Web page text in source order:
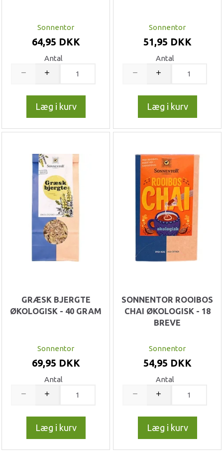
Sonnentor
64,95 DKK
Antal
Læg i kurv
Sonnentor
51,95 DKK
Antal
Læg i kurv
GRÆSK BJERGTE
ØKOLOGISK - 40 GRAM
Sonnentor
69,95 DKK
Antal
Læg i kurv
SONNENTOR ROOIBOS
CHAI ØKOLOGISK - 18
BREVE
Sonnentor
54,95 DKK
Antal
Læg i kurv